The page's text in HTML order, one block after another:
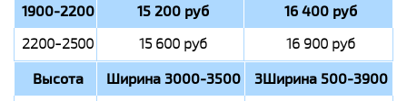
1900-2200 15 200 руб 16 400 руб
2200-2500 15 600 руб 16 900 руб
Высота Ширина 3000-3500 3Ширина 500-3900